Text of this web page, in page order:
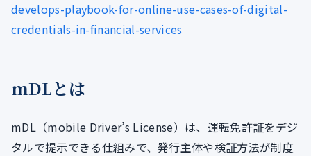
develops-playbook-for-online-use-cases-of-digital-
credentials-in-financial-services
mDLとは
mDL（mobile Driver’s License）は、運転免許証をデジ
タルで提示できる仕組みで、発行主体や検証方法が制度